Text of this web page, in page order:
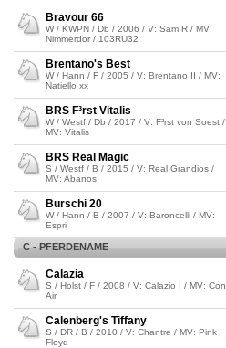
Bravour 66
W / KWPN / Db / 2006 / V: Sam R / MV:
Nimmerdor / 103RU32
Brentano's Best
W / Hann / F / 2005 / V: Brentano II / MV:
Natiello xx
BRS F³rst Vitalis
W / Westf / Db / 2017 / V: F³rst von Soest /
MV: Vitalis
BRS Real Magic
S / Westf / B / 2015 / V: Real Grandios /
MV: Abanos
Burschi 20
W / Hann / B / 2007 / V: Baroncelli / MV:
Espri
C - PFERDENAME
Calazia
S / Holst / F / 2008 / V: Calazio I / MV: Con
Air
Calenberg's Tiffany
S / DR / B / 2010 / V: Chantre / MV: Pink
Floyd